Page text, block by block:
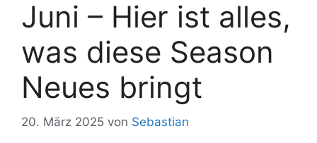
Juni – Hier ist alles,
was diese Season
Neues bringt
20. März 2025 von Sebastian